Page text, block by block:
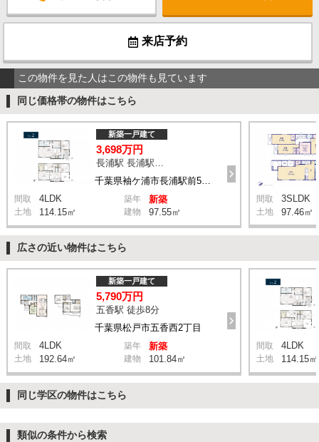
来店予約
この物件を見た人はこの物件も見ています
同じ価格帯の物件はこちら
新築一戸建て
3,698万円
間取 4LDK 築年 新築
土地 114.15㎡ 建物 97.55㎡
間取 3SLDK
土地 97.46㎡
広さの近い物件はこちら
千葉県松戸市五香西2丁目
新築一戸建て
5,790万円
五香駅 徒歩8分
間取 4LDK 築年 新築
土地 192.64㎡ 建物 101.84㎡
間取 4LDK
土地 114.15㎡
同じ学区の物件はこちら
類似の条件から検索